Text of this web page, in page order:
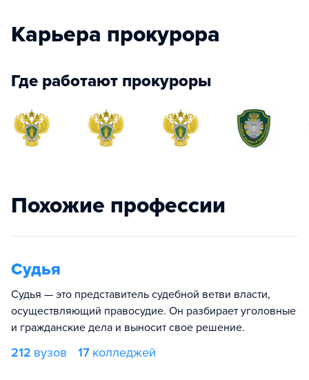
Карьера прокурора
Где работают прокуроры
Похожие профессии
Судья
Судья — это представитель судебной ветви власти,
осуществляющий правосудие. Он разбирает уголовные
и гражданские дела и выносит свое решение.
212 вузов 17 колледжей